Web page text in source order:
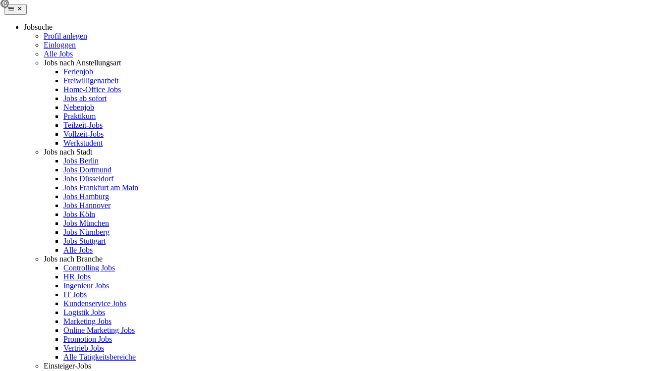
Jobsuche
Profil anlegen
Einloggen
Alle Jobs
Jobs nach Anstellungsart
Ferienjob
Freiwilligenarbeit
Home-Office Jobs
Jobs ab sofort
Nebenjob
Praktikum
Teilzeit-Jobs
Vollzeit-Jobs
Werkstudent
Jobs nach Stadt
Jobs Berlin
Jobs Dortmund
Jobs Düsseldorf
Jobs Frankfurt am Main
Jobs Hamburg
Jobs Hannover
Jobs Köln
Jobs München
Jobs Nürnberg
Jobs Stuttgart
Alle Jobs
Jobs nach Branche
Controlling Jobs
HR Jobs
Ingenieur Jobs
IT Jobs
Kundenservice Jobs
Logistik Jobs
Marketing Jobs
Online Marketing Jobs
Promotion Jobs
Vertrieb Jobs
Alle Tätigkeitsbereiche
Einsteiger-Jobs